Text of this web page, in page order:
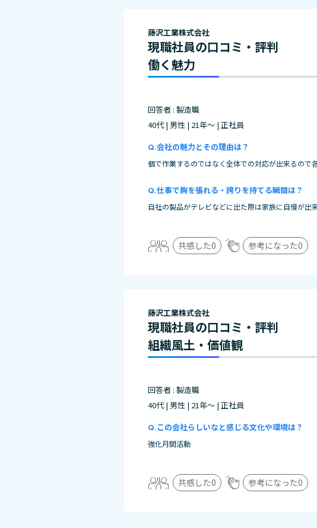
藤沢工業株式会社
現職社員の口コミ・評判
働く魅力
回答者 : 製造職
40代 | 男性 | 21年～ | 正社員
会社の魅力とその理由は？
個で作業するのではなく全体での対応が出来るので
仕事で胸を張れる・誇りを持てる瞬間は？
自社の製品がテレビなどに出た際は家族に自慢が出来
共感した0 参考になった0
藤沢工業株式会社
現職社員の口コミ・評判
組織風土・価値観
回答者 : 製造職
40代 | 男性 | 21年～ | 正社員
この会社らしいなと感じる文化や環境は？
強化月間活動
共感した0 参考になった0